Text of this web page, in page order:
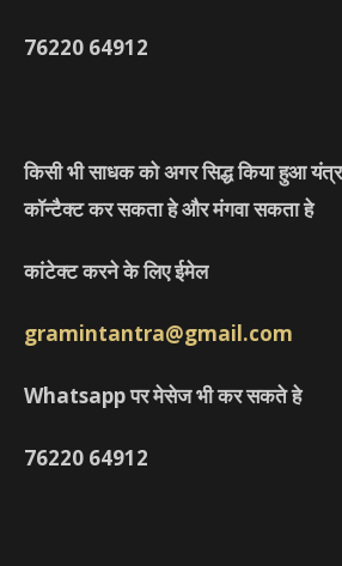
76220 64912
किसी भी साधक को अगर सिद्ध किया हुआ यंत्र
कॉन्टैक्ट कर सकता हे और मंगवा सकता हे
कांटेक्ट करने के लिए ईमेल
gramintantra@gmail.com
Whatsapp पर मेसेज भी कर सकते हे
76220 64912